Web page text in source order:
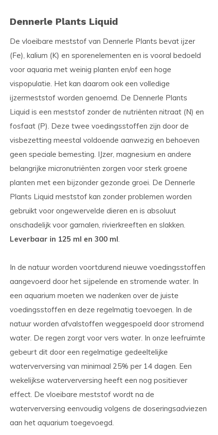
Dennerle Plants Liquid
De vloeibare meststof van Dennerle Plants bevat ijzer
(Fe), kalium (K) en sporenelementen en is vooral bedoeld
voor aquaria met weinig planten en/of een hoge
vispopulatie. Het kan daarom ook een volledige
ijzermeststof worden genoemd. De Dennerle Plants
Liquid is een meststof zonder de nutriënten nitraat (N) en
fosfaat (P). Deze twee voedingsstoffen zijn door de
visbezetting meestal voldoende aanwezig en behoeven
geen speciale bemesting. IJzer, magnesium en andere
belangrijke micronutriënten zorgen voor sterk groene
planten met een bijzonder gezonde groei. De Dennerle
Plants Liquid meststof kan zonder problemen worden
gebruikt voor ongewervelde dieren en is absoluut
onschadelijk voor garnalen, rivierkreeften en slakken.
Leverbaar in 125 ml en 300 ml.
In de natuur worden voortdurend nieuwe voedingsstoffen
aangevoerd door het sijpelende en stromende water. In
een aquarium moeten we nadenken over de juiste
voedingsstoffen en deze regelmatig toevoegen. In de
natuur worden afvalstoffen weggespoeld door stromend
water. De regen zorgt voor vers water. In onze leefruimte
gebeurt dit door een regelmatige gedeeltelijke
waterverversing van minimaal 25% per 14 dagen. Een
wekelijkse waterverversing heeft een nog positiever
effect. De vloeibare meststof wordt na de
waterverversing eenvoudig volgens de doseringsadviezen
aan het aquarium toegevoegd.